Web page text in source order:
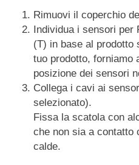
Rimuovi il coperchio
Individua i sensori per
(T) in base al prodotto
tuo prodotto, forniamo
posizione dei sensori
Collega i cavi ai
selezionato).
Fissa la scatola con
che non sia a contatto
calde.